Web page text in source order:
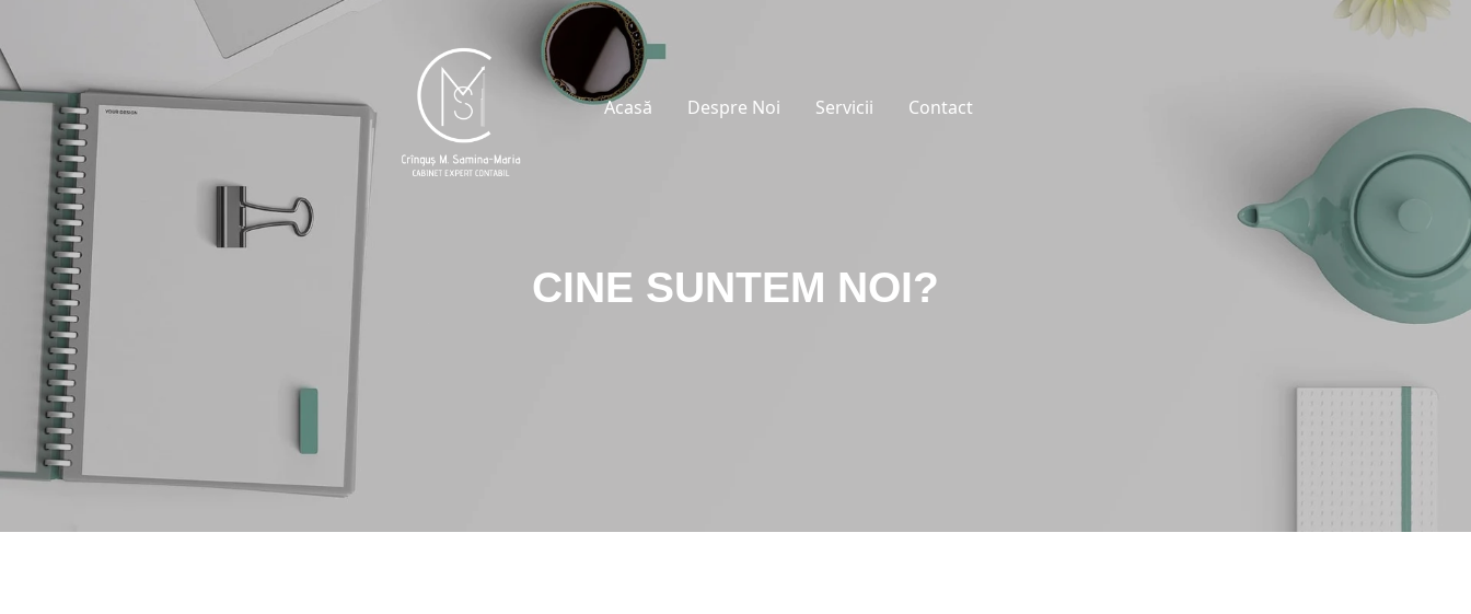
Acasă Despre Noi Servicii Contact
CINE SUNTEM NOI?